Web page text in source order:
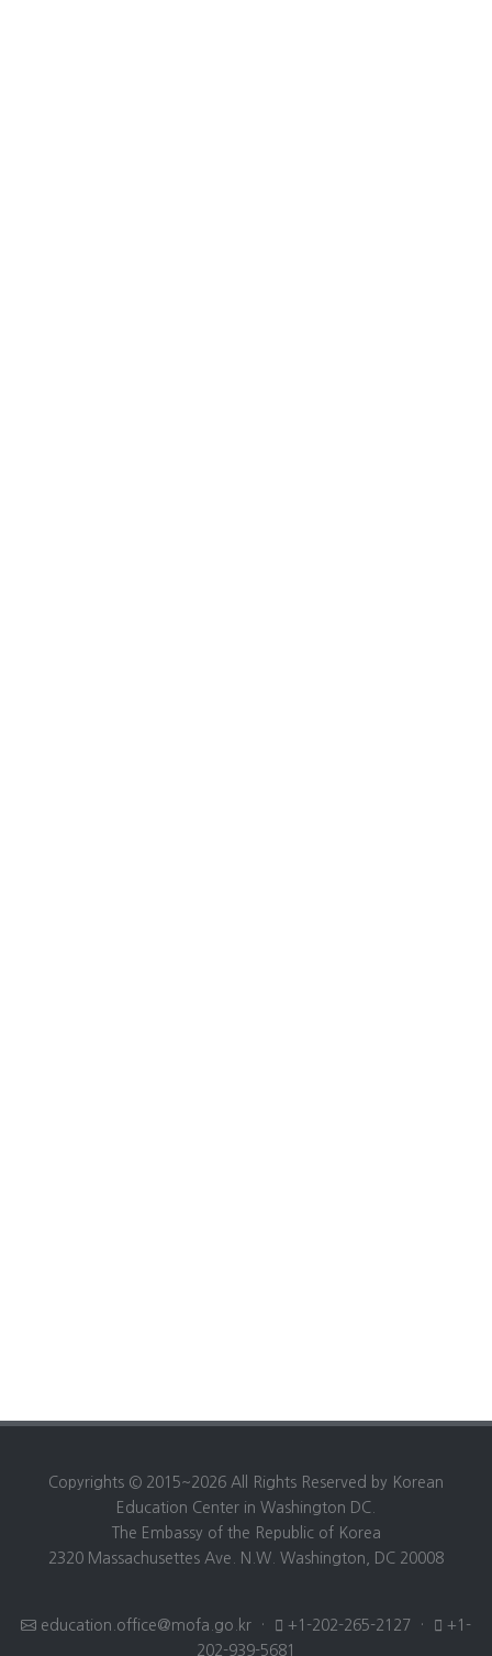
Copyrights © 2015~2026 All Rights Reserved by Korean
Education Center in Washington DC.
The Embassy of the Republic of Korea
2320 Massachusettes Ave. N.W. Washington, DC 20008
education.office@mofa.go.kr · +1-202-265-2127 ·
+1-
202-939-5681